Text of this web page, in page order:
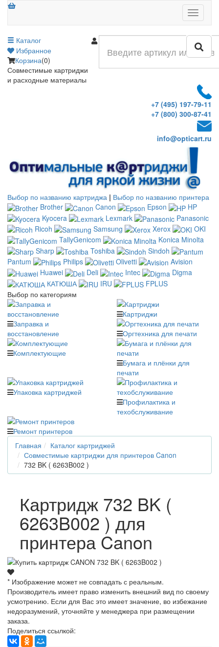
Меню
Каталог
Избранное
Корзина(0)
Совместимые картриджи
и расходные материалы
+7 (495) 197-79-11
+7 (800) 300-87-41
info@opticart.ru
Выбор по названию картриджа | Выбор по названию принтера
Brother
Canon Epson
HP
Kyocera
Lexmark
Panasonic
Ricoh
Samsung Xerox
OKI
TallyGenicom
Konica Minolta
Sharp
Toshiba
Sindoh
Pantum
Philips Olivetti
Avision
Huawei
Deli Intec
Digma
КАТЮША
IRU
FPLUS
Выбор по категориям
Заправка и
восстановление
Картриджи
Оргтехника для печати
Комплектующие
Бумага и плёнки для
печати
Упаковка картриджей
Профилактика и
техобслуживание
Ремонт принтеров
Главная
Каталог картриджей
Совместимые картриджи для принтеров Canon
732 BK ( 6263B002 )
Картридж 732 BK (
6263B002 ) для
принтера Canon
* Изображение может не совпадать с реальным.
Производитель имеет право изменить внешний вид по своему
усмотрению. Если для Вас это имеет значение, во избежание
недоразумений, уточняйте у менеджера при размещении
заказа.
Поделиться ссылкой: